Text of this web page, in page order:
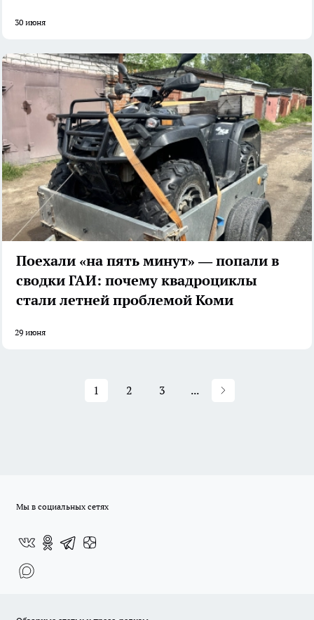
30 июня
Поехали «на пять минут» — попали в
сводки ГАИ: почему квадроциклы
стали летней проблемой Коми
29 июня
1 2 3 ...
Мы в социальных сетях